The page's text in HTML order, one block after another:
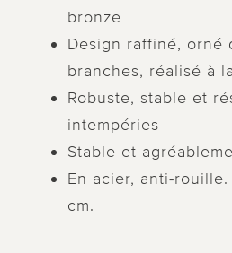
bronze
Design raffiné, orné
branches, réalisé à
Robuste, stable et
intempéries
Stable et
En acier, anti-
cm.